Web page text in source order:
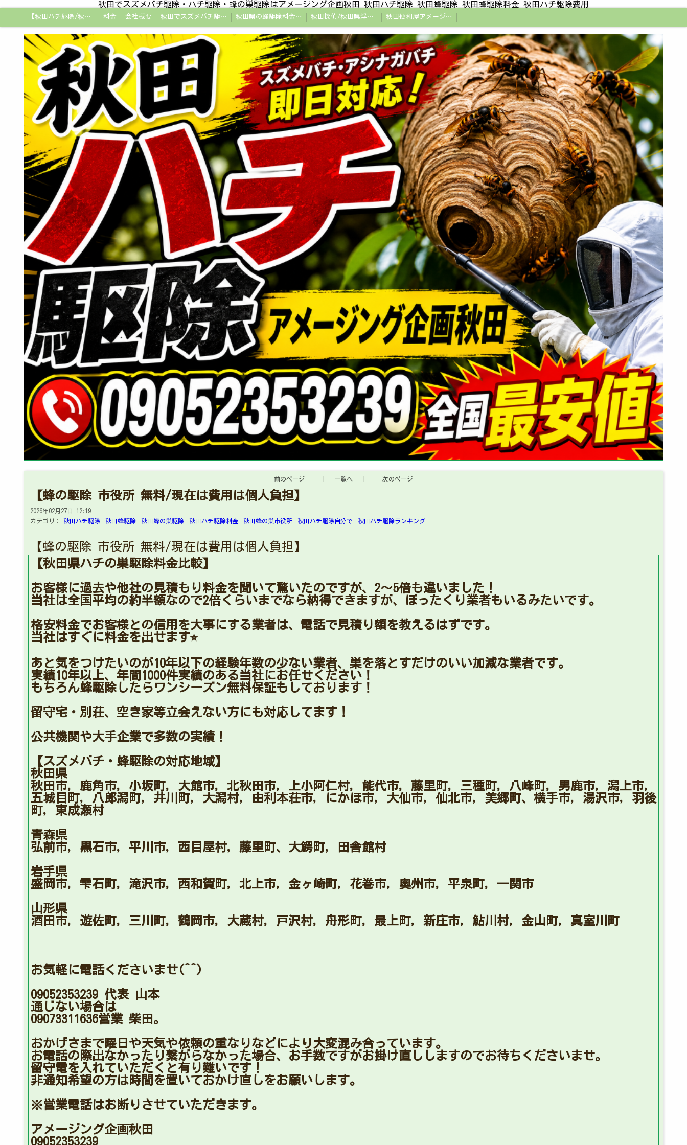
秋田でスズメバチ駆除・ハチ駆除・蜂の巣駆除はアメージング企画秋田 秋田ハチ駆除 秋田蜂駆除 秋田蜂駆除料金 秋田ハチ駆除費用
【秋田ハチ駆除/秋田蜂駆除/スズメバチの巣/ハチの巣専門プロ】 料金 会社概要 秋田でスズメバチ駆除・ハチ駆除・蜂の巣駆除はアメージング企画秋田 秋田県の蜂駆除料金・蜂の巣駆除の相場【全国平均と比較】 秋田探偵/秋田県浮気調査/秋田市万引きGメン 秋田便利屋アメージング企画秋田
前のページ 一覧へ 次のページ
【蜂の駆除 市役所 無料/現在は費用は個人負担】
2026年02月27日 12:19
カテゴリ：
秋田ハチ駆除 秋田蜂駆除 秋田蜂の巣駆除 秋田ハチ駆除料金 秋田蜂の巣市役所 秋田ハチ駆除自分で 秋田ハチ駆除ランキング
【蜂の駆除 市役所 無料/現在は費用は個人負担】
【秋田県ハチの巣駆除料金比較】
お客様に過去や他社の見積もり料金を聞いて驚いたのですが、2〜5倍も違いました！
当社は全国平均の約半額なので2倍くらいまでなら納得できますが、ぼったくり業者もいるみたいです。
格安料金でお客様との信用を大事にする業者は、電話で見積り額を教えるはずです。
当社はすぐに料金を出せます⭐︎
あと気をつけたいのが10年以下の経験年数の少ない業者、巣を落とすだけのいい加減な業者です。
実績10年以上、年間1000件実績のある当社にお任せください！
もちろん蜂駆除したらワンシーズン無料保証もしております！
留守宅・別荘、空き家等立会えない方にも対応してます！
公共機関や大手企業で多数の実績！
【スズメバチ・蜂駆除の対応地域】
秋田県
秋田市，鹿角市，小坂町，大館市，北秋田市，上小阿仁村，能代市，藤里町，三種町，八峰町，男鹿市，潟上市，
五城目町，八郎潟町，井川町，大潟村，由利本荘市，にかほ市，大仙市，仙北市，美郷町、横手市，湯沢市，羽後
町，東成瀬村
青森県
弘前市，黒石市，平川市，西目屋村，藤里町、大鰐町，田舎館村
岩手県
盛岡市，雫石町，滝沢市，西和賀町，北上市，金ヶ崎町，花巻市，奥州市，平泉町，一関市
山形県
酒田市，遊佐町，三川町，鶴岡市，大蔵村，戸沢村，舟形町，最上町，新庄市，鮎川村，金山町，真室川町
お気軽に電話くださいませ(^^)
09052353239 代表 山本
通じない場合は
09073311636営業 柴田。
おかげさまで曜日や天気や依頼の重なりなどにより大変混み合っています。
お電話の際出なかったり繋がらなかった場合、お手数ですがお掛け直ししますのでお待ちくださいませ。
留守電を入れていただくと有り難いです！
非通知希望の方は時間を置いておかけ直しをお願いします。
※営業電話はお断りさせていただきます。
アメージング企画秋田
09052353239